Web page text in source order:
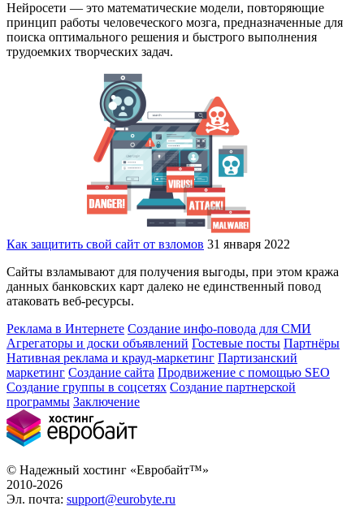
Нейросети — это математические модели, повторяющие
принцип работы человеческого мозга, предназначенные для
поиска оптимального решения и быстрого выполнения
трудоемких творческих задач.
Как защитить свой сайт от взломов 31 января 2022
Сайты взламывают для получения выгоды, при этом кража
данных банковских карт далеко не единственный повод
атаковать веб-ресурсы.
Реклама в Интернете Создание инфо-повода для СМИ
Агрегаторы и доски объявлений Гостевые посты Партнёры
Нативная реклама и крауд-маркетинг Партизанский
маркетинг Создание сайта Продвижение с помощью SEO
Создание группы в соцсетях Создание партнерской
программы Заключение
© Надежный хостинг «Евробайт™»
2010-2026
Эл. почта: support@eurobyte.ru